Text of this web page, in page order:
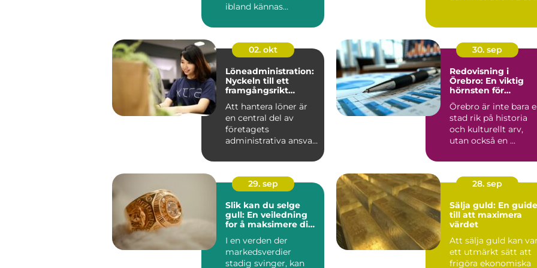
ibland kännas
02. okt
Löneadministration:
Nyckeln till ett
framgångsrikt
Att hantera löner är
en central del av
företagets
administrativa ansvar
30. sep
Redovisning i
Örebro: En viktig
hörnsten för
Örebro är inte bara
stad rik på historia
och kulturellt arv,
utan också en ...
29. sep
Slik kan du selge
gull: En veiledning
for å maksimere din
I en verden der
markedsverdier
stadig svinger, kan
28. sep
Sälja guld: En guide
till att maximera
värdet
Att sälja guld kan
ett utmärkt sätt att
frigöra ekonomiska